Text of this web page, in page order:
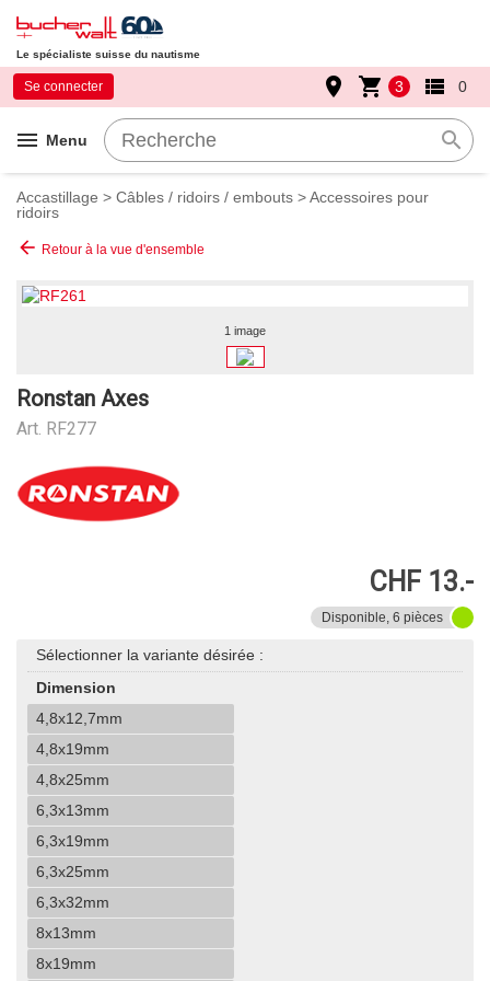
Le spécialiste suisse du nautisme
menu Menu search
Se connecter place shopping_cart 3 view_list 0
Accastillage > Câbles / ridoirs / embouts >Accessoires pour
ridoirs
arrow_back Retour à la vue d'ensemble
1 image
Ronstan Axes
Art. RF277
CHF 13.-
Disponible, 6 pièces
Sélectionner la variante désirée :
Dimension
4,8x12,7mm
4,8x19mm
4,8x25mm
6,3x13mm
6,3x19mm
6,3x25mm
6,3x32mm
8x13mm
8x19mm